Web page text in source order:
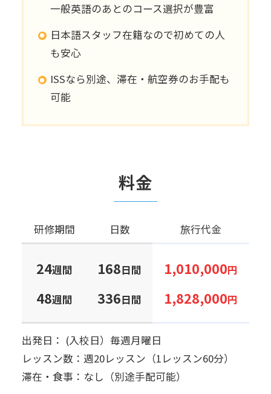
一般英語のあとのコース選択が豊富
日本語スタッフ在籍なので初めての人
も安心
ISSなら別途、滞在・航空券のお手配も
可能
料金
研修期間 日数 旅行代金
24週間 168日間 1,010,000円
48週間 336日間 1,828,000円
出発日： (入校日）毎週月曜日
レッスン数：週20レッスン（1レッスン60分）
滞在・食事：なし（別途手配可能）